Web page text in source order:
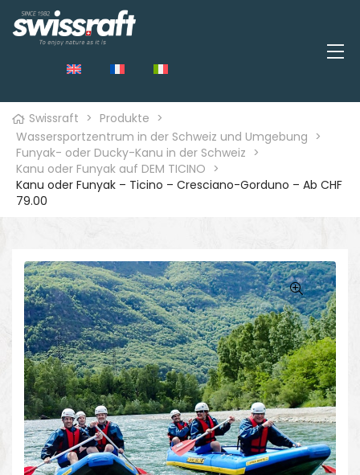
Swissraft > Produkte >
Wassersportzentrum in der Schweiz und Umgebung >
Funyak- oder Ducky-Kanu in der Schweiz >
Kanu oder Funyak auf DEM TICINO >
Kanu oder Funyak – Ticino – Cresciano-Gorduno – Ab CHF
79.00
🔍